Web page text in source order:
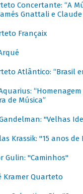
Concertante: “A
Gnattali e
Françaix
Atlântico: “Brasil
de Música”
"Velhas
Krassik: "15 anos de
Gulin: "Caminhos"
Kramer Quarteto